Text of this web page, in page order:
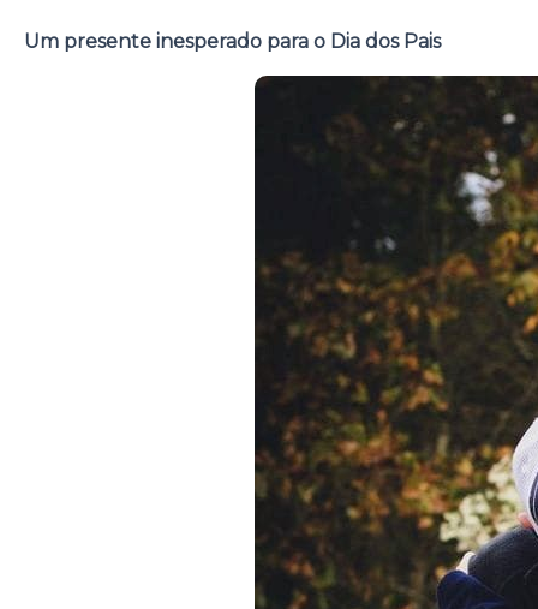
Um presente inesperado para o Dia dos Pais